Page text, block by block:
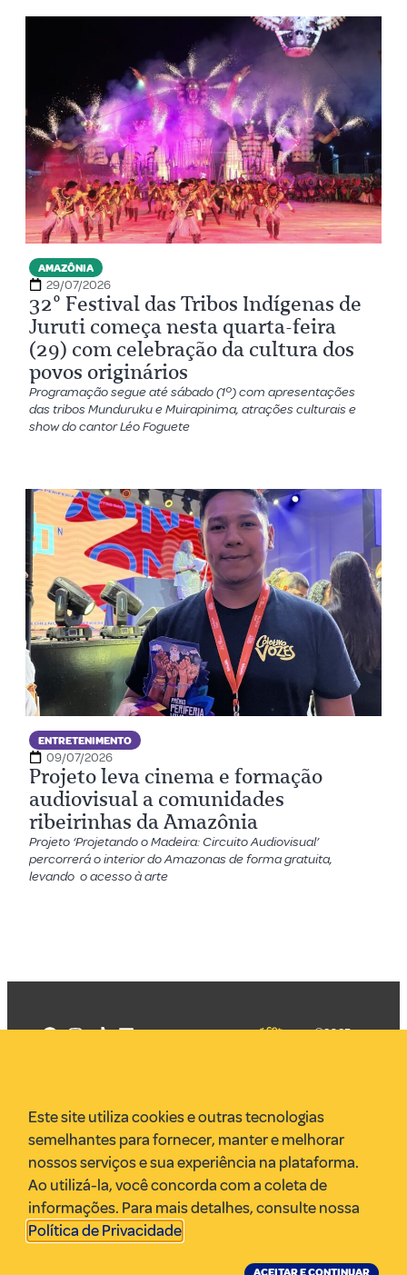
AMAZÔNIA
29/07/2026
32º Festival das Tribos Indígenas de
Juruti começa nesta quarta-feira
(29) com celebração da cultura dos
povos originários
Programação segue até sábado (1º) com apresentações
das tribos Munduruku e Muirapinima, atrações culturais e
show do cantor Léo Foguete
ENTRETENIMENTO
09/07/2026
Projeto leva cinema e formação
audiovisual a comunidades
ribeirinhas da Amazônia
Projeto ‘Projetando o Madeira: Circuito Audiovisual’
percorrerá o interior do Amazonas de forma gratuita,
levando o acesso à arte
VR Assessoria
Parcerias
Envie uma pauta
Anuncie
©2025
Este site utiliza cookies e outras tecnologias
semelhantes para fornecer, manter e melhorar
nossos serviços e sua experiência na plataforma.
Ao utilizá-la, você concorda com a coleta de
informações. Para mais detalhes, consulte nossa
Política de Privacidade.